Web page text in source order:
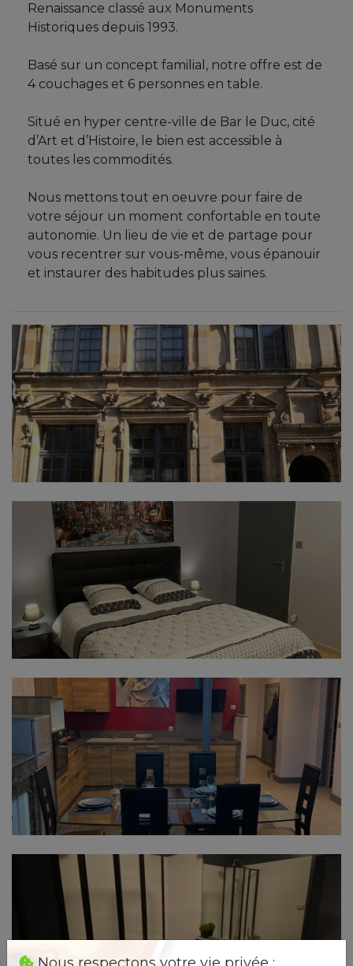
Renaissance classé aux Monuments
Historiques depuis 1993.
Basé sur un concept familial, notre offre est de
4 couchages et 6 personnes en table.
Situé en hyper centre-ville de Bar le Duc, cité
d’Art et d’Histoire, le bien est accessible à
toutes les commodités.
Nous mettons tout en oeuvre pour faire de
votre séjour un moment confortable en toute
autonomie. Un lieu de vie et de partage pour
vous recentrer sur vous-même, vous épanouir
et instaurer des habitudes plus saines.
Nous respectons votre vie privée :